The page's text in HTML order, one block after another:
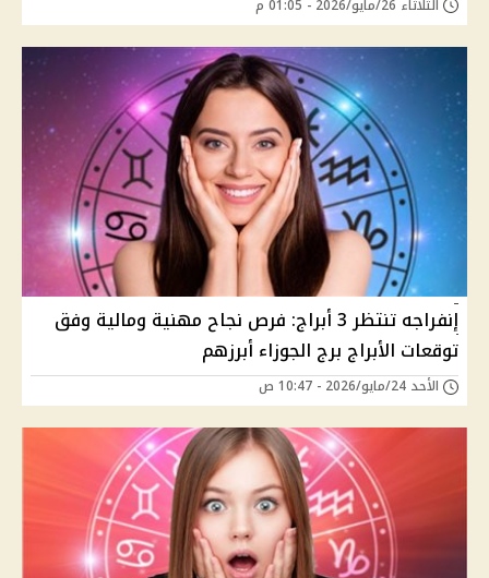
الثلاثاء 26/مايو/2026 - 01:05 م
إنفراجه تنتظر 3 أبراج: فرص نجاح مهنية ومالية وفق
توقعات الأبراج برج الجوزاء أبرزهم
الأحد 24/مايو/2026 - 10:47 ص